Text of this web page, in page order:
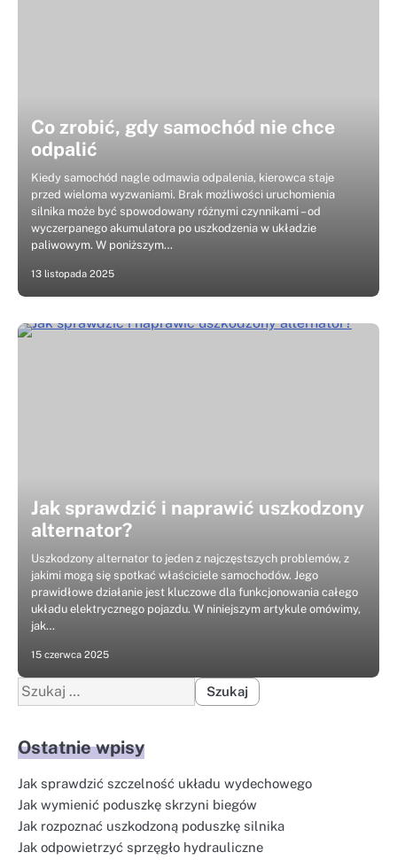
Co zrobić, gdy samochód nie chce
odpalić
Kiedy samochód nagle odmawia odpalenia, kierowca staje
przed wieloma wyzwaniami. Brak możliwości uruchomienia
silnika może być spowodowany różnymi czynnikami – od
wyczerpanego akumulatora po uszkodzenia w układzie
paliwowym. W poniższym…
13 listopada 2025
Jak sprawdzić i naprawić uszkodzony
alternator?
Uszkodzony alternator to jeden z najczęstszych problemów, z
jakimi mogą się spotkać właściciele samochodów. Jego
prawidłowe działanie jest kluczowe dla funkcjonowania całego
układu elektrycznego pojazdu. W niniejszym artykule omówimy,
jak…
15 czerwca 2025
Szukaj:
Ostatnie wpisy
Jak sprawdzić szczelność układu wydechowego
Jak wymienić poduszkę skrzyni biegów
Jak rozpoznać uszkodzoną poduszkę silnika
Jak odpowietrzyć sprzęgło hydrauliczne